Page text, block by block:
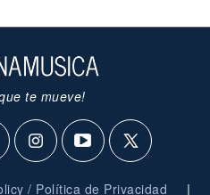
te mueve!
/ Política de Privacidad |